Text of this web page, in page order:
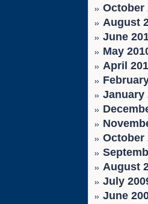
October
August
June
May
April
January
October
August
July
June